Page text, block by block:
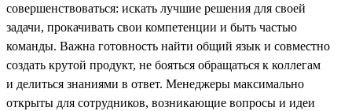
совершенствоваться: искать лучшие решения для своей
задачи, прокачивать свои компетенции и быть частью
команды. Важна готовность найти общий язык и совместно
создать крутой продукт, не бояться обращаться к коллегам
и делиться знаниями в ответ. Менеджеры максимально
открыты для сотрудников, возникающие вопросы и идеи